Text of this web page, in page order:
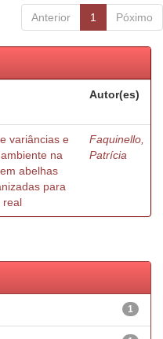
Anterior 1 Póximo
Autor(es)
variâncias e
na
abelhas
para
real
Faquinello,
Patrícia
1